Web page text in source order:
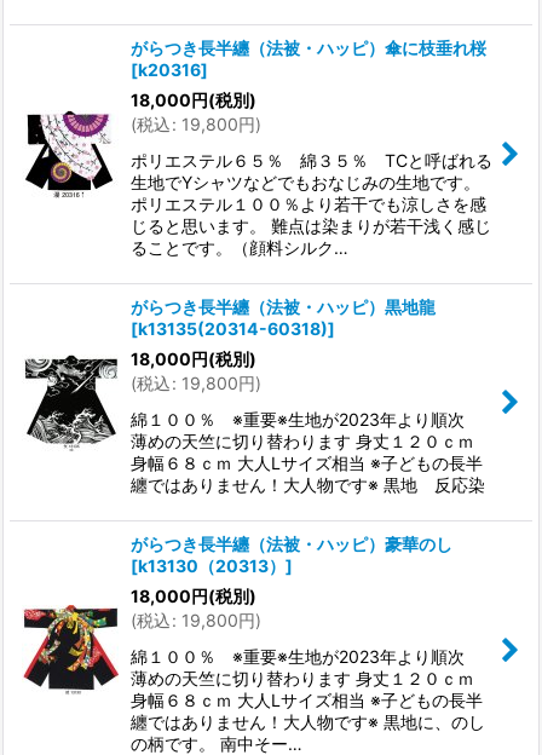
がらつき長半纏（法被・ハッピ）傘に枝垂れ桜
[k20316]
18,000円(税別)
(税込: 19,800円)
ポリエステル６５％ 綿３５％ TCと呼ばれる
生地でYシャツなどでもおなじみの生地です。
ポリエステル１００％より若干でも涼しさを感
じると思います。 難点は染まりが若干浅く感じ
ることです。（顔料シルク…
がらつき長半纏（法被・ハッピ）黒地龍
[k13135(20314-60318)]
18,000円(税別)
(税込: 19,800円)
綿１００％ ※重要※生地が2023年より順次
薄めの天竺に切り替わります 身丈１２０ｃｍ
身幅６８ｃｍ 大人Lサイズ相当 ※子どもの長半
纏ではありません！大人物です※ 黒地 反応染
がらつき長半纏（法被・ハッピ）豪華のし
[k13130（20313） ]
18,000円(税別)
(税込: 19,800円)
綿１００％ ※重要※生地が2023年より順次
薄めの天竺に切り替わります 身丈１２０ｃｍ
身幅６８ｃｍ 大人Lサイズ相当 ※子どもの長半
纏ではありません！大人物です※ 黒地に、のし
の柄です。 南中そー…